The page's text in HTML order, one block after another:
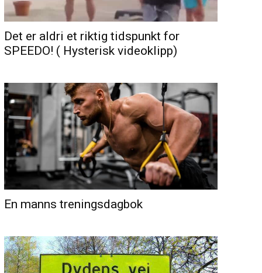
Det er aldri et riktig tidspunkt for
SPEEDO! ( Hysterisk videoklipp)
En manns treningsdagbok